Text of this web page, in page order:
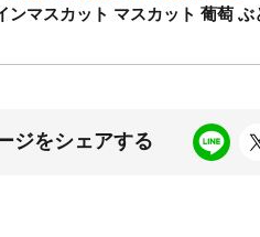
マスカット マスカット 葡萄
ジをシェアする